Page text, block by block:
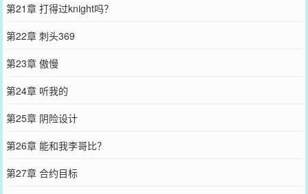
第21章 打得过knight吗？
第22章 刺头369
第23章 傲慢
第24章 听我的
第25章 阴险设计
第26章 能和我李哥比？
第27章 合约目标